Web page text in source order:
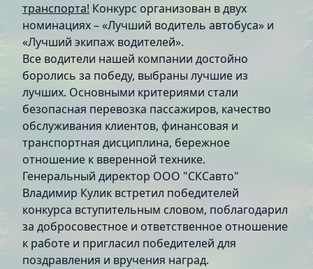
транспорта! Конкурс организован в двух
номинациях – «Лучший водитель автобуса» и
«Лучший экипаж водителей».
Все водители нашей компании достойно
боролись за победу, выбраны лучшие из
лучших. Основными критериями стали
безопасная перевозка пассажиров, качество
обслуживания клиентов, финансовая и
транспортная дисциплина, бережное
отношение к вверенной технике.
Генеральный директор ООО "СКСавто"
Владимир Кулик встретил победителей
конкурса вступительным словом, поблагодарил
за добросовестное и ответственное отношение
к работе и пригласил победителей для
поздравления и вручения наград.